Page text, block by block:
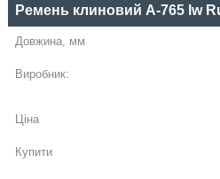
Ремень клиновий A-765 lw